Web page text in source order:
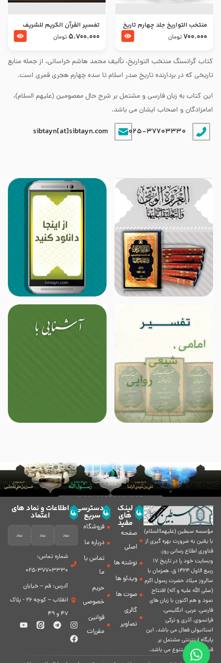
کتاب گرانسنگ منتخب التواريخ، تألیف محمد هاشم خراسانی، از جمله منابع
تاریخی که در بردارنده تاریخ صدر اسلام تا سده چهارم هجری قمری است.
این کتاب به زبان فارسی و مشتمل بر شرح حال معصومین (علیهم السلام)،
امامزادگان و اصحاب ایشان می باشد.
025-37703330
sibtayn[at]sibtayn.com
منتخب التواریخ جلد چهارم تاریخ
امام زین العابدین و امام محمد
700.000 تومان
تفسير القرآن الكريم للشريف
المرتضي قدس سرّه
5.700.000 تومان
مؤسسه سبطين (عليهماالسلام)
با يقين به ضرورت بهره گیرى از
فناورى اطلاع رسانى روز،
وبسایت خود را در تاريخ 17
ربيع الاول 1424 ق. همزمان با
سالروز ميلاد حضرت رسول اكرم
(صلی الله علیه و آله) افتتاح
نمود و هم اكنون با زبان های
فارسی، عربى، انگلیسی،
فرانسوی، آذری و ترکی
استانبولی فعال مى باشد. اين
پايگاه اينترنتى مشتمل بر
قسمت هاى متنوع مى باشد.
لینک
های
مفید
صفحه
اصلی
نوشته ها
ویدئو ها
صوت ها
گالری
تصاویر
دسترسی
سریع
فروشگاه
درباره ما
تماس با
ما
حریم
خصوصی
قوانین
مقررات
اطلاعات و نماد های
اعتماد
شماره تماس:
37703330-025
آدرس: قم – خیابان
انقلاب – کوچه 26 - پلاک
47 و 49